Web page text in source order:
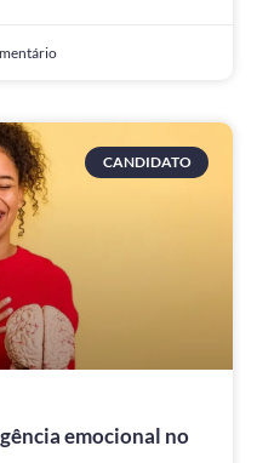
CANDIDATO
emocional no